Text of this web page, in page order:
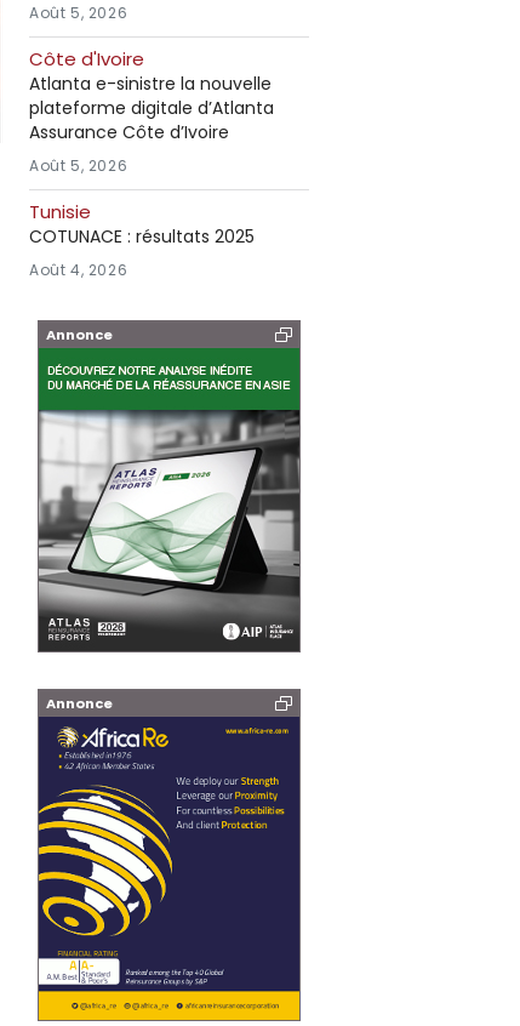
Août 5, 2026
Côte d'Ivoire
Atlanta e-sinistre la nouvelle
plateforme digitale d’Atlanta
Assurance Côte d’Ivoire
Août 5, 2026
Tunisie
COTUNACE : résultats 2025
Août 4, 2026
Annonce
Annonce